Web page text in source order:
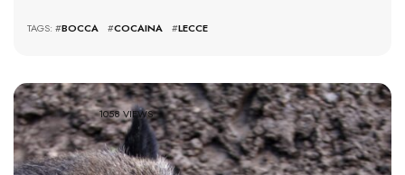
TAGS: #BOCCA #COCAINA #LECCE
1058 VIEWS